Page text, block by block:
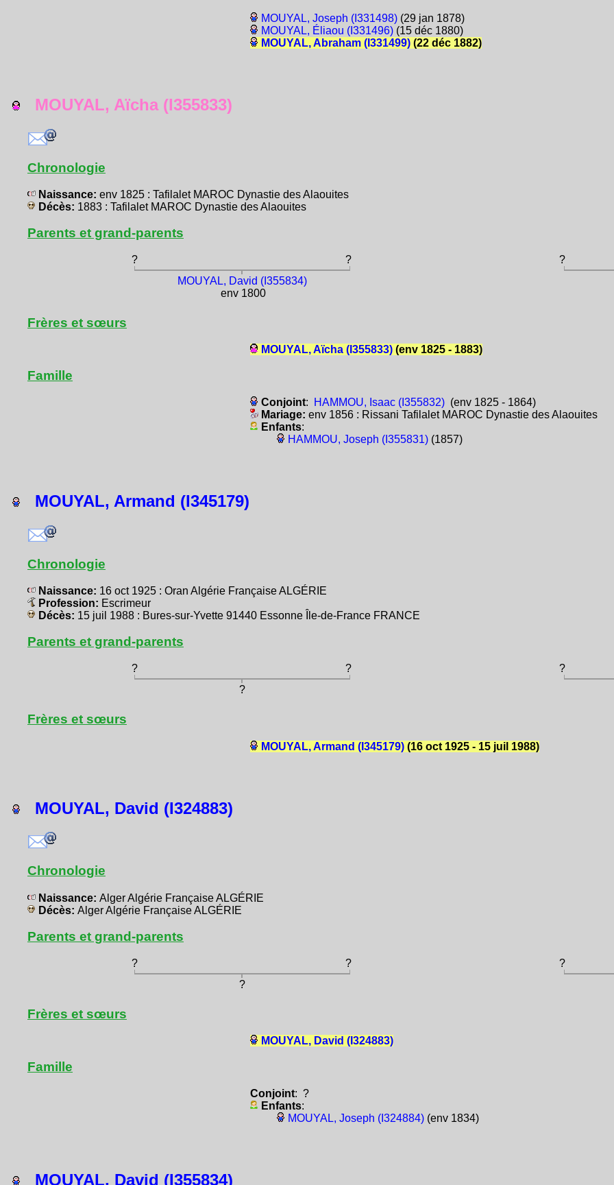
MOUYAL, Joseph (I331498) (29 jan 1878)
MOUYAL, Éliaou (I331496) (15 déc 1880)
MOUYAL, Abraham (I331499) (22 déc 1882)
MOUYAL, Aïcha (I355833)
Chronologie
Naissance: env 1825 : Tafilalet MAROC Dynastie des Alaouites
Décès: 1883 : Tafilalet MAROC Dynastie des Alaouites
Parents et grand-parents
? ?
?
MOUYAL, David (I355834)
env 1800
Frères et sœurs
MOUYAL, Aïcha (I355833) (env 1825 - 1883)
Famille
Conjoint: HAMMOU, Isaac (I355832) (env 1825 - 1864)
Mariage:env 1856 : Rissani Tafilalet MAROC Dynastie des Alaouites
Enfants:
HAMMOU, Joseph (I355831) (1857)
MOUYAL, Armand (I345179)
Chronologie
Naissance: 16 oct 1925 : Oran Algérie Française ALGÉRIE
Profession: Escrimeur
Décès: 15 juil 1988 : Bures-sur-Yvette 91440 Essonne Île-de-France FRANCE
Parents et grand-parents
? ?
?
?
Frères et sœurs
MOUYAL, Armand (I345179) (16 oct 1925 - 15 juil 1988)
MOUYAL, David (I324883)
Chronologie
Naissance: Alger Algérie Française ALGÉRIE
Décès: Alger Algérie Française ALGÉRIE
Parents et grand-parents
? ?
?
?
Frères et sœurs
MOUYAL, David (I324883)
Famille
Conjoint: ?
Enfants:
MOUYAL, Joseph (I324884) (env 1834)
MOUYAL, David (I355834)